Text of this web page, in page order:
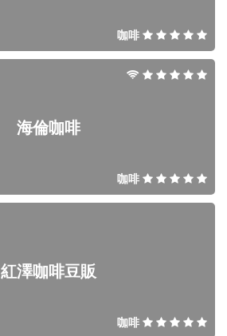
咖啡
海倫咖啡
咖啡
紅澤咖啡豆販
咖啡